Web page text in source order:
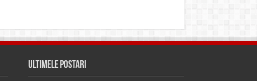
Ultimele Postari